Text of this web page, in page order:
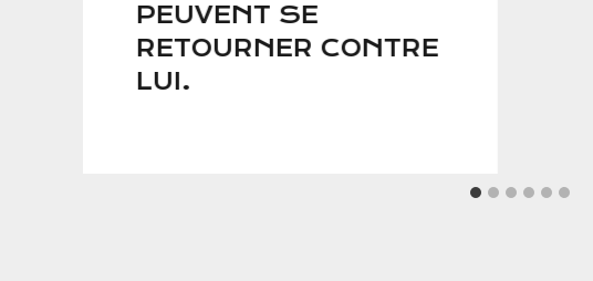
PEUVENT SE
RETOURNER CONTRE
LUI.